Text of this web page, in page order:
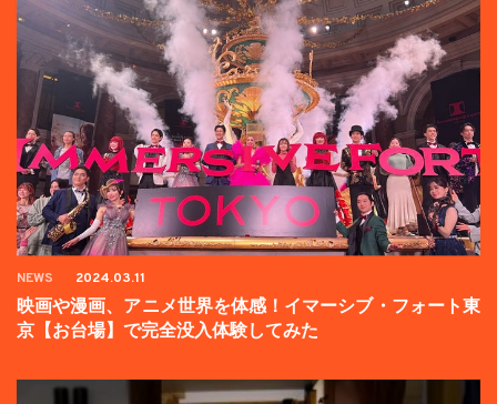
NEWS 2024.03.11
映画や漫画、アニメ世界を体感！イマーシブ・フォート東
京【お台場】で完全没入体験してみた